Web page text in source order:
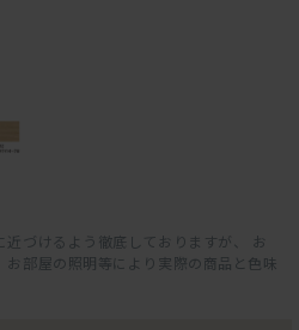
づけるよう徹底しておりますが、 お
部屋の照明等により実際の商品と色味